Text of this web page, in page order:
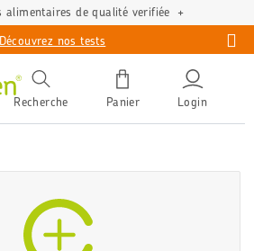
alimentaires de qualité verifiée
Découvrez nos tests
Recherche Panier Login